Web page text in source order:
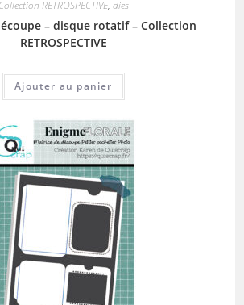
Collection RETROSPECTIVE, dies
– disque rotatif – Collection
RETROSPECTIVE
Ajouter au panier